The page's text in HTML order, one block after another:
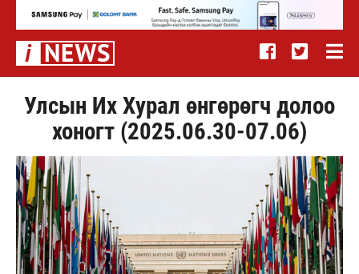
Улсын Их Хурал өнгөрөгч долоо
хоногт (2025.06.30-07.06)